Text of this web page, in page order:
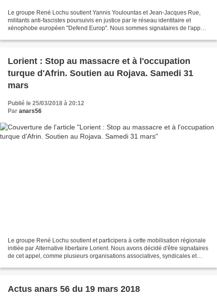
Le groupe René Lochu soutient Yannis Youlountas et Jean-Jacques Rue,
militants anti-fascistes poursuivis en justice par le réseau identitaire et
xénophobe européen "Defend Europ". Nous sommes signataires de l'appel
Lorient : Stop au massacre et à l'occupation
turque d'Afrin. Soutien au Rojava. Samedi 31
mars
Publié le 25/03/2018 à 20:12
Par anars56
Le groupe René Lochu soutient et participera à cette mobilisation régionale
initiée par Alternative libertaire Lorient. Nous avons décidé d'être signataires
de cet appel, comme plusieurs organisations associatives, syndicales et
Actus anars 56 du 19 mars 2018